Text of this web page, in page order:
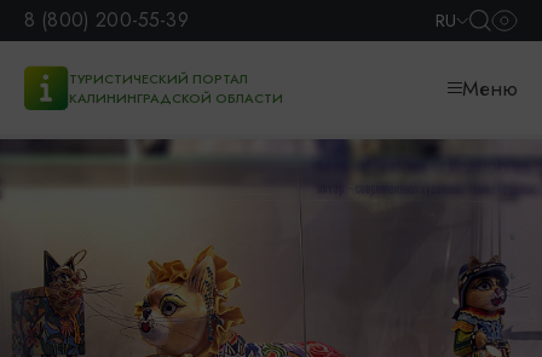
8 (800) 200-55-39 RU
ТУРИСТИЧЕСКИЙ ПОРТАЛ
КАЛИНИНГРАДСКОЙ ОБЛАСТИ
Меню